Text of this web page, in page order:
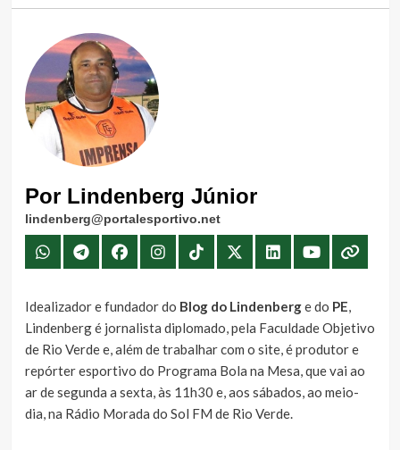
Por Lindenberg Júnior
lindenberg@portalesportivo.net
Idealizador e fundador do Blog do Lindenberge do PE,
Lindenberg é jornalista diplomado, pela Faculdade Objetivo
de Rio Verde e, além de trabalhar com o site, é produtor e
repórter esportivo do Programa Bola na Mesa, que vai ao
ar de segunda a sexta, às 11h30 e, aos sábados, ao meio-
dia, na Rádio Morada do Sol FM de Rio Verde.